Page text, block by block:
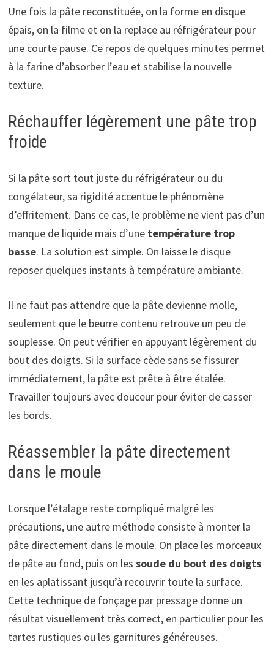
Une fois la pâte reconstituée, on la forme en disque
épais, on la filme et on la replace au réfrigérateur pour
une courte pause. Ce repos de quelques minutes permet
à la farine d’absorber l’eau et stabilise la nouvelle
texture.
Réchauffer légèrement une pâte trop
froide
Si la pâte sort tout juste du réfrigérateur ou du
congélateur, sa rigidité accentue le phénomène
d’effritement. Dans ce cas, le problème ne vient pas d’un
manque de liquide mais d’une température trop
basse. La solution est simple. On laisse le disque
reposer quelques instants à température ambiante.
Il ne faut pas attendre que la pâte devienne molle,
seulement que le beurre contenu retrouve un peu de
souplesse. On peut vérifier en appuyant légèrement du
bout des doigts. Si la surface cède sans se fissurer
immédiatement, la pâte est prête à être étalée.
Travailler toujours avec douceur pour éviter de casser
les bords.
Réassembler la pâte directement
dans le moule
Lorsque l’étalage reste compliqué malgré les
précautions, une autre méthode consiste à monter la
pâte directement dans le moule. On place les morceaux
de pâte au fond, puis on les soude du bout des doigts
en les aplatissant jusqu’à recouvrir toute la surface.
Cette technique de fonçage par pressage donne un
résultat visuellement très correct, en particulier pour les
tartes rustiques ou les garnitures généreuses.